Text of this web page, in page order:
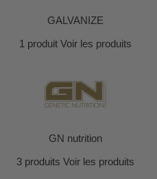
GALVANIZE
1 produit Voir les produits
GN nutrition
3 produits Voir les produits